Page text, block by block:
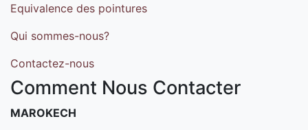
Equivalence des pointures
Qui sommes-nous?
Contactez-nous
Comment Nous Contacter
MAROKECH